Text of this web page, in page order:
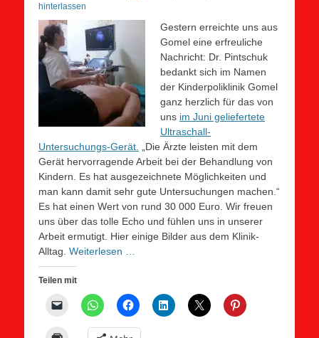
on
hinterlassen
Gestern erreichte uns aus
Gomel eine erfreuliche
Nachricht: Dr. Pintschuk
bedankt sich im Namen
der Kinderpoliklinik Gomel
ganz herzlich für das von
uns im Juni geliefertete
Ultraschall-
Untersuchungs-Gerät. „Die Ärzte leisten mit dem
Gerät hervorragende Arbeit bei der Behandlung von
Kindern. Es hat ausgezeichnete Möglichkeiten und
man kann damit sehr gute Untersuchungen machen.“
Es hat einen Wert von rund 30 000 Euro. Wir freuen
uns über das tolle Echo und fühlen uns in unserer
Arbeit ermutigt. Hier einige Bilder aus dem Klinik-
Alltag. Weiterlesen …
Teilen mit